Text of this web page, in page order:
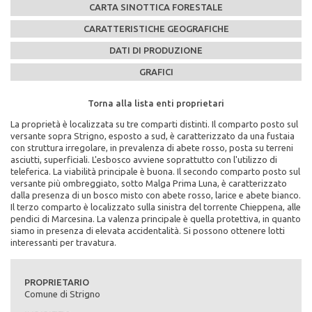
CARTA SINOTTICA FORESTALE
CARATTERISTICHE GEOGRAFICHE
DATI DI PRODUZIONE
GRAFICI
Torna alla lista enti proprietari
La proprietà è localizzata su tre comparti distinti. Il comparto posto sul
versante sopra Strigno, esposto a sud, è caratterizzato da una fustaia
con struttura irregolare, in prevalenza di abete rosso, posta su terreni
asciutti, superficiali. L'esbosco avviene soprattutto con l'utilizzo di
teleferica. La viabilità principale è buona. Il secondo comparto posto sul
versante più ombreggiato, sotto Malga Prima Luna, è caratterizzato
dalla presenza di un bosco misto con abete rosso, larice e abete bianco.
Il terzo comparto è localizzato sulla sinistra del torrente Chieppena, alle
pendici di Marcesina. La valenza principale è quella protettiva, in quanto
siamo in presenza di elevata accidentalità. Si possono ottenere lotti
interessanti per travatura.
PROPRIETARIO
Comune di Strigno
Torna alla lista enti proprietari
Scarica la mappa sinottica forestale del comune di
Comune di Strigno
cliccando qui
Torna alla lista enti proprietari
Caratteristiche Stazionali:
Altitudine Minima: 520
Altitudine Massima: 1780
Altitudine Prevalente: 1185
Esposizione: sud/est, nord/ovest
Caratteristiche Geologiche:
Substrato Geologico: granito, filladi
Torna alla lista enti proprietari
PEFC n°:
PEFC/18-21-02/71
Scadenza del piano di assestamento:
2000-2009
Superficie di proprietà totale (in ettari):
893
Superficie della fustaia di produzione (in ettari):
Composizione specie principali (in %):
abete rosso 61% abete bianco 13% larice 15% pini 3% faggio 7% altre
Torna alla lista enti proprietari
Massa legnosa ad ettaro: